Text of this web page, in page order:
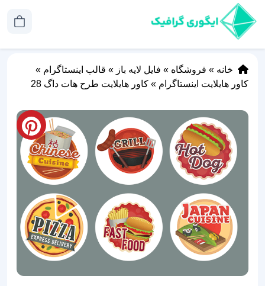
خانه » فروشگاه » فایل لایه باز » قالب اینستاگرام »
کاور هایلایت اینستاگرام » کاور هایلایت طرح هات داگ 28